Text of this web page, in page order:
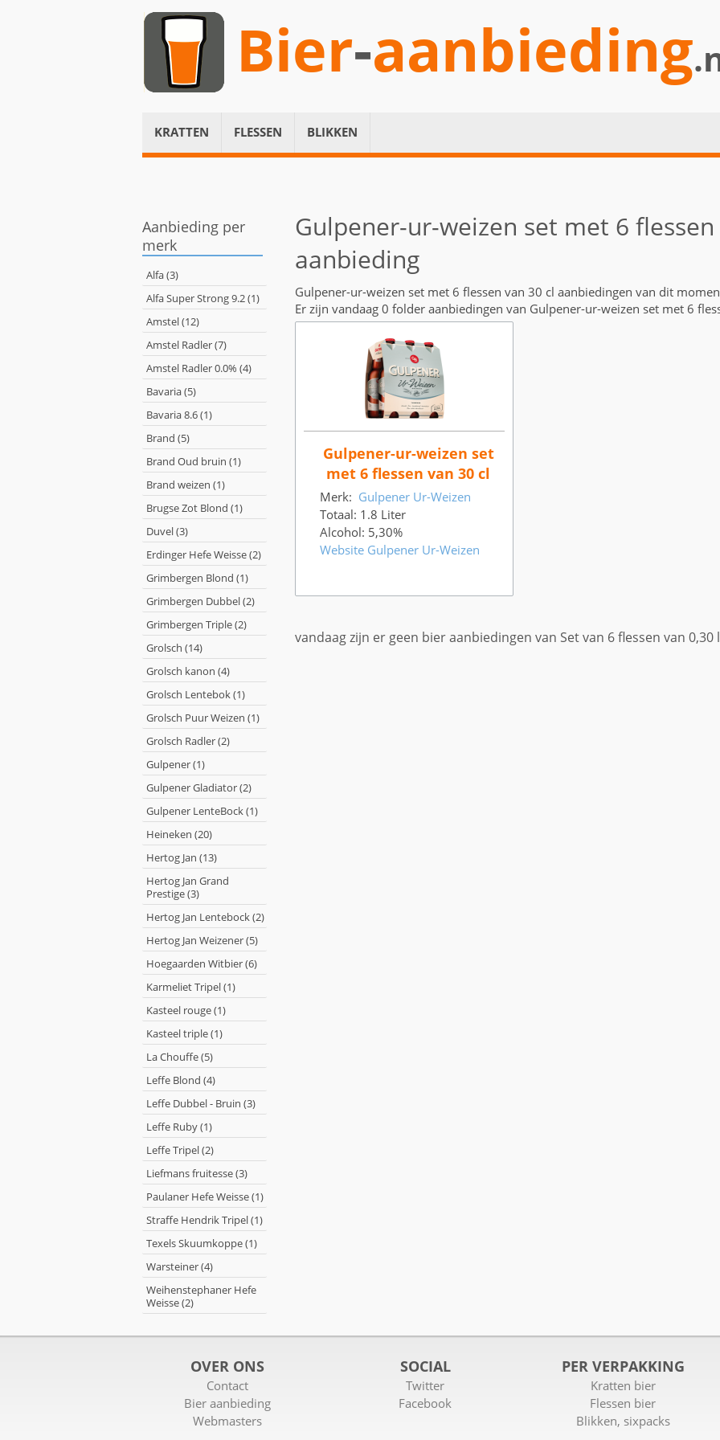
Bier-aanbieding
KRATTEN FLESSEN BLIKKEN
Aanbieding per
merk
Alfa (3)
Alfa Super Strong 9.2 (1)
Amstel (12)
Amstel Radler (7)
Amstel Radler 0.0% (4)
Bavaria (5)
Bavaria 8.6 (1)
Brand (5)
Brand Oud bruin (1)
Brand weizen (1)
Brugse Zot Blond (1)
Duvel (3)
Erdinger Hefe Weisse (2)
Grimbergen Blond (1)
Grimbergen Dubbel (2)
Grimbergen Triple (2)
Grolsch (14)
Grolsch kanon (4)
Grolsch Lentebok (1)
Grolsch Puur Weizen (1)
Grolsch Radler (2)
Gulpener (1)
Gulpener Gladiator (2)
Gulpener LenteBock (1)
Heineken (20)
Hertog Jan (13)
Hertog Jan Grand
Prestige (3)
Hertog Jan Lentebock (2)
Hertog Jan Weizener (5)
Hoegaarden Witbier (6)
Karmeliet Tripel (1)
Kasteel rouge (1)
Kasteel triple (1)
La Chouffe (5)
Leffe Blond (4)
Leffe Dubbel - Bruin (3)
Leffe Ruby (1)
Leffe Tripel (2)
Liefmans fruitesse (3)
Paulaner Hefe Weisse (1)
Straffe Hendrik Tripel (1)
Texels Skuumkoppe (1)
Warsteiner (4)
Weihenstephaner Hefe
Weisse (2)
Gulpener-ur-weizen set met 6
aanbieding
Gulpener-ur-weizen set met 6 flessen van 30 cl aanbiedingen van dit
Er zijn vandaag 0 folder aanbiedingen van Gulpener-ur-weizen set met 6
Gulpener-ur-weizen set
met 6 flessen van 30 cl
Merk: Gulpener Ur-Weizen
Totaal: 1.8 Liter
Alcohol: 5,30%
Website Gulpener Ur-Weizen
vandaag zijn er geen bier aanbiedingen van Set van 6 flessen van 0,30
OVER ONS
Contact
Bier aanbieding
Webmasters
SOCIAL
Twitter
Facebook
PER VERPAKKING
Kratten bier
Flessen bier
Blikken, sixpacks